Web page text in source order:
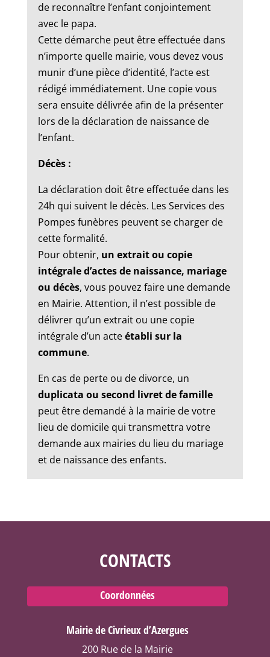
de reconnaître l’enfant conjointement
avec le papa.
Cette démarche peut être effectuée dans
n’importe quelle mairie, vous devez vous
munir d’une pièce d’identité, l’acte est
rédigé immédiatement. Une copie vous
sera ensuite délivrée afin de la présenter
lors de la déclaration de naissance de
l’enfant.
Décès :
La déclaration doit être effectuée dans les
24h qui suivent le décès. Les Services des
Pompes funèbres peuvent se charger de
cette formalité.
Pour obtenir, un extrait ou copie
intégrale d’actes de naissance, mariage
ou décès, vous pouvez faire une demande
en Mairie. Attention, il n’est possible de
délivrer qu’un extrait ou une copie
intégrale d’un acteétabli sur la
commune.
En cas de perte ou de divorce, un
duplicata ou second livret de famille
peut être demandé à la mairie de votre
lieu de domicile qui transmettra votre
demande aux mairies du lieu du mariage
et de naissance des enfants.
CONTACTS
Coordonnées
Mairie de Civrieux d’Azergues
200 Rue de la Mairie